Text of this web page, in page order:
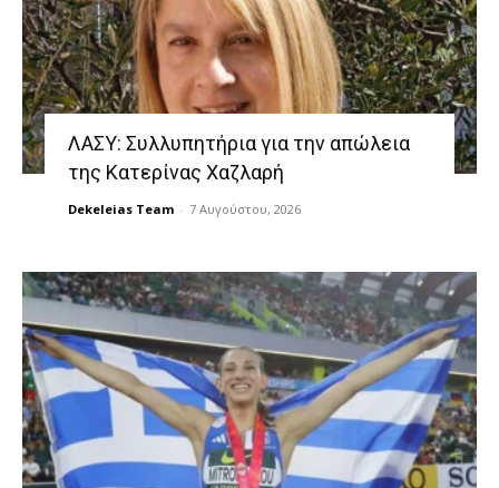
ΛΑΣΥ: Συλλυπητήρια για την απώλεια
της Κατερίνας Χαζλαρή
Dekeleias Team - 7 Αυγούστου, 2026